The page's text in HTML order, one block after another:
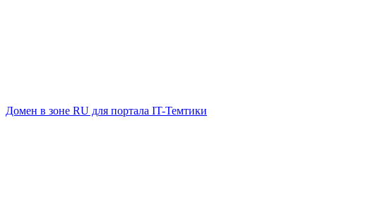
Домен в зоне RU для портала IT-Темтики